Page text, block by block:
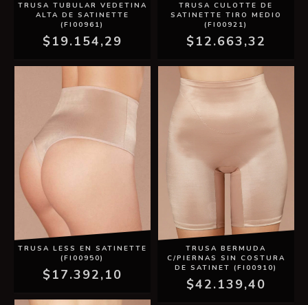
TRUSA TUBULAR VEDETINA
ALTA DE SATINETTE
(FI00961)
$19.154,29
TRUSA CULOTTE DE
SATINETTE TIRO MEDIO
(FI00921)
$12.663,32
TRUSA LESS EN SATINETTE
(FI00950)
$17.392,10
TRUSA BERMUDA
C/PIERNAS SIN COSTURA
DE SATINET (FI00910)
$42.139,40